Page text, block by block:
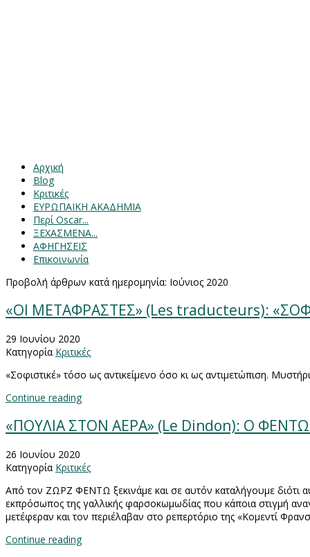
Αρχική
Blog
Κριτικές
ΕΥΡΩΠΑΙΚΗ ΑΚΑΔΗΜΙΑ
Περί Oscar...
ΞΕΧΑΣΜΕΝΑ...
ΑΦΗΓΗΣΕΙΣ
Επικοινωνία
Προβολή άρθρων κατά ημερομηνία: Ιούνιος 2020
«ΟΙ ΜΕΤΑΦΡΑΣΤΕΣ» (Les traducteurs):
29 Ιουνίου 2020
Κατηγορία Κριτικές
«Σοφιστικέ» τόσο ως αντικείμενο όσο κι ως αντιμετώπιση.
Continue reading
«ΠΟΥΛΙΑ ΣΤΟΝ ΑΕΡΑ» (Le Dindon): O
26 Ιουνίου 2020
Κατηγορία Κριτικές
Από τον ΖΩΡΖ ΦΕΝΤΩ ξεκινάμε και σε αυτόν καταλήγουμε διότι
εκπρόσωπος της γαλλικής φαρσοκωμωδίας που κάποια στιγμή
μετέφεραν και τον περιέλαβαν στο ρεπερτόριο της «Κομεντί
Continue reading